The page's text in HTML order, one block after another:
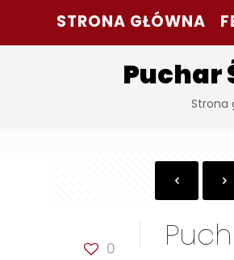
STRONA GŁÓWNA
Puchar
Strona
0